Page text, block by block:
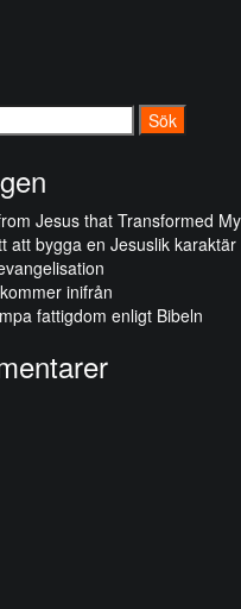
Jesus that Transformed
att bygga en Jesuslik karaktär
inifrån
fattigdom enligt Bibeln